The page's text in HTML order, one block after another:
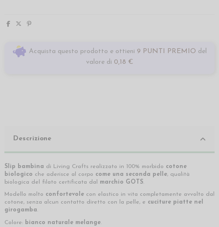
Acquista questo prodotto e ottieni 9 PUNTI PREMIO del
valore di 0,18 €
Descrizione
Slip bambina di Living Crafts realizzato in 100% morbido cotone
biologico che aderisce al corpo come una seconda pelle, qualità
biologica del filato certificata dal marchio GOTS.
Modello molto confortevole con elastico in vita completamente avvolto dal
cotone, senza alcun contatto diretto con la pelle, e cuciture piatte nel
girogamba.
Colore: bianco naturale melange.